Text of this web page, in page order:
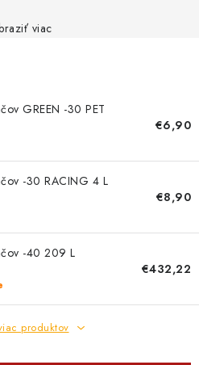
Ako funguje Packeta?
Kalkulačka Quatro
viac
GREEN -30 PET
€6,90
-30 RACING 4 L
€8,90
-40 209 L
€432,22
produktov